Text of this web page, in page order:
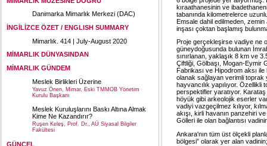
Danimarka Mimarlık Merkezi (DAC)
İNGİLİZCE ÖZET / ENGLISH SUMMARY
Mimarlık. 414 | July-August 2020
MİMARLIK DÜNYASINDAN
MİMARLIK GÜNDEM
Meslek Birlikleri Üzerine
Yavuz Önen, Mimar, Eski TMMOB Yönetim
Kurulu Başkanı
Meslek Kuruluşlarını Baskı Altına Almak
Kime Ne Kazandırır?
Ruşen Keleş, Prof. Dr., AÜ Siyasal Bilgiler
Fakültesi
GÜNCEL
kıraathanesinin ve
tabanında kilometrelerce
Emsale dahil edilmeden, zemin
inşası çoktan başlamış
Proje gerçekleşirse vadiye ne
güneydoğusunda bulunan
sınırlanan, yaklaşık 8 km ve
Çiftliği, Gölbaşı, Mogan-Eymir
Fabrikası ve Hipodrom aksı
olanak sağlayan verimli toprak
hayvancılık yapılıyor.
perspektifler yaratıyor. Karataş
höyük gibi arkeolojik eserler
vadiyi vazgeçilmez kılıyor,
akışı, kirli havanın panzehiri
Gölleri ile olan bağlantısı
Ankara'nın tüm üst ölçekli
bölgesi” olarak yer alan